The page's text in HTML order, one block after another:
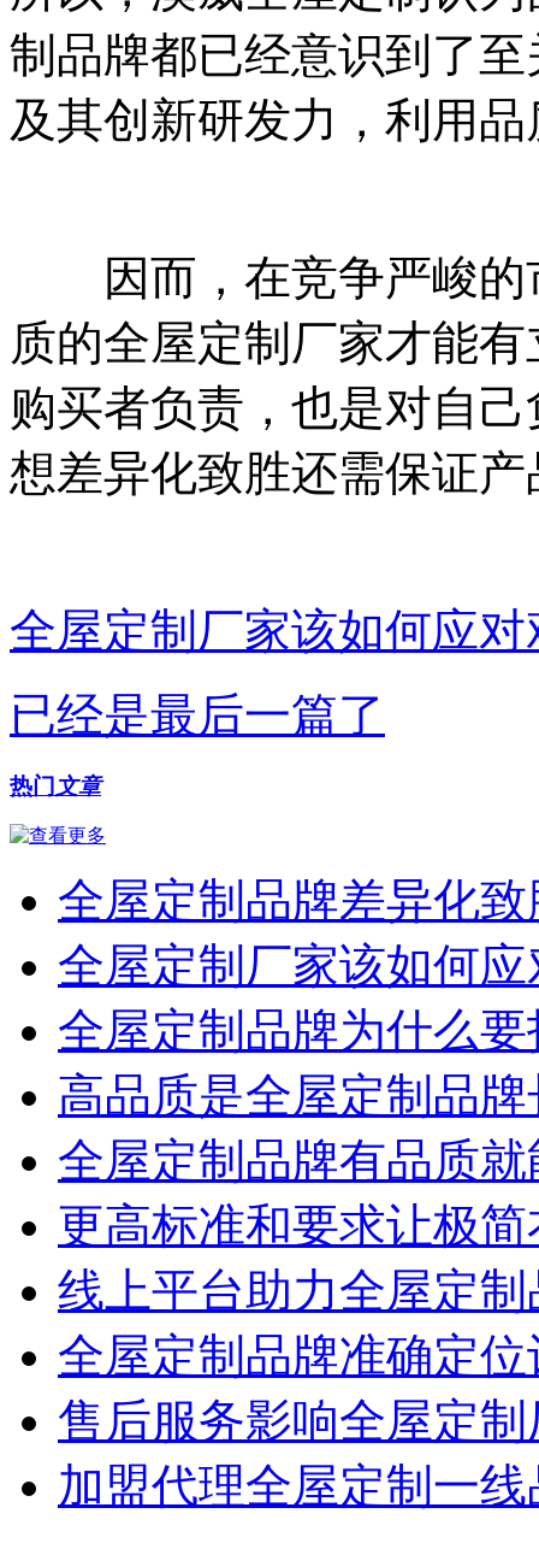
制品牌都已经意识到了
及其创新研发力，利用
因而，在竞争严峻的
质的全屋定制厂家才能
购买者负责，也是对自
想差异化致胜还需保证
全屋定制厂家该如何应
已经是最后一篇了
热门文章
全屋定制品牌差异化
全屋定制厂家该如何
全屋定制品牌为什么
高品质是全屋定制品
全屋定制品牌有品质
更高标准和要求让极
线上平台助力全屋定
全屋定制品牌准确定
售后服务影响全屋定
加盟代理全屋定制一